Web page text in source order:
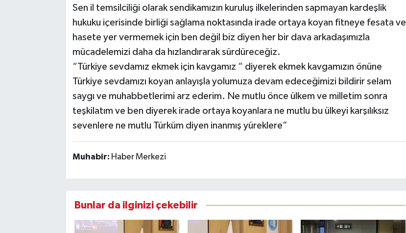
Sen il temsilciliği olarak sendikamızın kuruluş ilkelerinden sapmayan kardeşlik
hukuku içerisinde birliği sağlama noktasında irade ortaya koyan fitneye fesata ve
hasete yer vermemek için ben değil biz diyen her bir dava arkadaşımızla
mücadelemizi daha da hızlandırarak sürdüreceğiz.
“Türkiye sevdamız ekmek için kavgamız “ diyerek ekmek kavgamızın önüne
Türkiye sevdamızı koyan anlayışla yolumuza devam edeceğimizi bildirir selam
saygı ve muhabbetlerimi arz ederim. Ne mutlu önce ülkem ve milletim sonra
teşkilatım ve ben diyerek irade ortaya koyanlara ne mutlu bu ülkeyi karşılıksız
sevenlere ne mutlu Türküm diyen inanmış yüreklere”
Muhabir: Haber Merkezi
Bunlar da ilginizi çekebilir